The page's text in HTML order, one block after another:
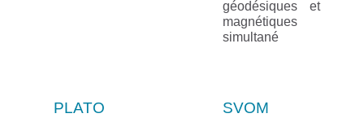
géodésiques et
magnétiques
simultané
PLATO SVOM